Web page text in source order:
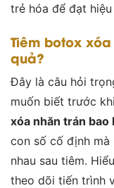
trẻ hóa để đạt
Tiêm botox
quả?
Đây là câu hỏi
muốn biết trước
xóa nhăn trán bao
con số cố định mà
nhau sau tiêm.
theo dõi tiến trình